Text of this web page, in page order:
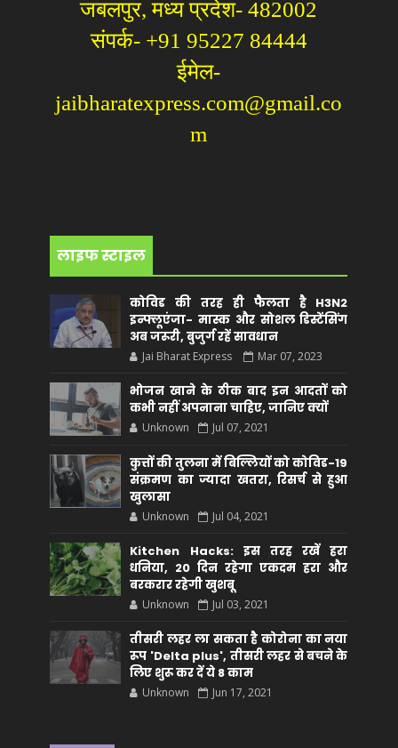
जबलपुर, मध्य प्रदेश- 482002
संपर्क- +91 95227 84444
ईमेल-
jaibharatexpress.com@gmail.co
m
लाइफ स्टाइल
कोविड की तरह ही फैलता है H3N2
इन्फ्लूएंजा- मास्क और सोशल डिस्टेंसिंग
अब जरूरी, बुजुर्ग रहें सावधान
Jai Bharat Express Mar 07, 2023
भोजन खाने के ठीक बाद इन आदतों को
कभी नहीं अपनाना चाहिए, जानिए क्यों
Unknown Jul 07, 2021
कुत्तों की तुलना में बिल्लियों को कोविड-19
संक्रमण का ज्यादा खतरा, रिसर्च से हुआ
खुलासा
Unknown Jul 04, 2021
Kitchen Hacks: इस तरह रखें हरा
धनिया, 20 दिन रहेगा एकदम हरा और
बरकरार रहेगी खुशबू
Unknown Jul 03, 2021
तीसरी लहर ला सकता है कोरोना का नया
रूप 'Delta plus', तीसरी लहर से बचने के
लिए शुरू कर दें ये 8 काम
Unknown Jun 17, 2021